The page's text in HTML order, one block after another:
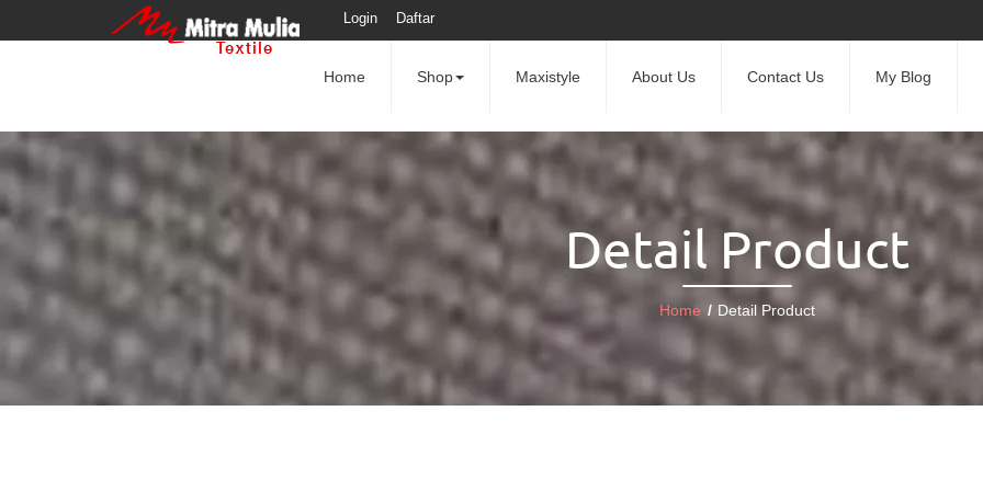
Login Daftar
Home Shop Maxistyle About Us Contact Us My Blog
Detail Product
Home / Detail Product